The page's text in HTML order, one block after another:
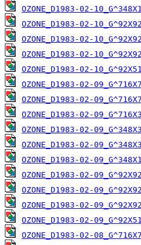
OZONE_D1983-02-
OZONE_D1983-02-
OZONE_D1983-02-
OZONE_D1983-02-
OZONE_D1983-02-
OZONE_D1983-02-
OZONE_D1983-02-
OZONE_D1983-02-
OZONE_D1983-02-
OZONE_D1983-02-
OZONE_D1983-02-
OZONE_D1983-02-
OZONE_D1983-02-
OZONE_D1983-02-
OZONE_D1983-02-
OZONE_D1983-02-